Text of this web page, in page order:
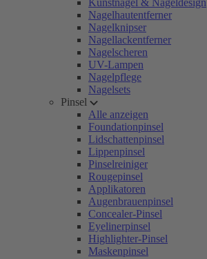
Kunstnägel & Nageldesign
Nagelhautentferner
Nagelknipser
Nagellackentferner
Nagelscheren
UV-Lampen
Nagelpflege
Nagelsets
Pinsel
Alle anzeigen
Foundationpinsel
Lidschattenpinsel
Lippenpinsel
Pinselreiniger
Rougepinsel
Applikatoren
Augenbrauenpinsel
Concealer-Pinsel
Eyelinerpinsel
Highlighter-Pinsel
Maskenpinsel